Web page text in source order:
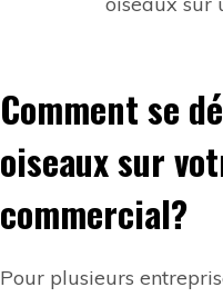
Comment se
oiseaux sur
commercial?
Pour plusieurs